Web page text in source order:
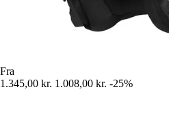
Fra
1.345,00 kr. 1.008,00 kr. -25%